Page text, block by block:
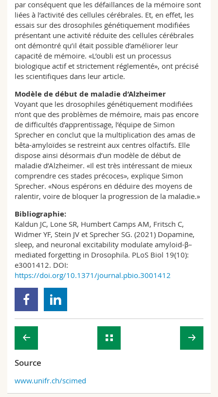
par conséquent que les défaillances de la mémoire sont
liées à l’activité des cellules cérébrales. Et, en effet, les
essais sur des drosophiles génétiquement modifiées
présentant une activité réduite des cellules cérébrales
ont démontré qu’il était possible d’améliorer leur
capacité de mémoire. «L’oubli est un processus
biologique actif et strictement réglementé», ont précisé
les scientifiques dans leur article.
Modèle de début de maladie d’Alzheimer
Voyant que les drosophiles génétiquement modifiées
n’ont que des problèmes de mémoire, mais pas encore
de difficultés d’apprentissage, l’équipe de Simon
Sprecher en conclut que la multiplication des amas de
bêta-amyloïdes se restreint aux centres olfactifs. Elle
dispose ainsi désormais d’un modèle de début de
maladie d’Alzheimer. «Il est très intéressant de mieux
comprendre ces stades précoces», explique Simon
Sprecher. «Nous espérons en déduire des moyens de
ralentir, voire de bloquer la progression de la maladie.»
Bibliographie:
Kaldun JC, Lone SR, Humbert Camps AM, Fritsch C,
Widmer YF, Stein JV et Sprecher SG. (2021) Dopamine,
sleep, and neuronal excitability modulate amyloid-β–
mediated forgetting in Drosophila. PLoS Biol 19(10):
e3001412. DOI:
https://doi.org/10.1371/journal.pbio.3001412
Source
www.unifr.ch/scimed